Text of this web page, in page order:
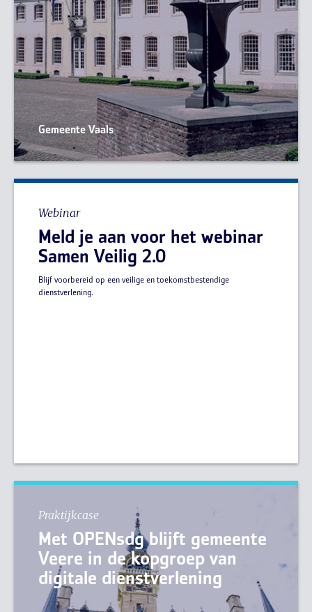
Gemeente Vaals
Webinar
Meld je aan voor het webinar
Samen Veilig 2.0
Blijf voorbereid op een veilige en toekomstbestendige
dienstverlening.
Praktijkcase
Met OPENsdg blijft gemeente
Veere in de kopgroep van
digitale dienstverlening